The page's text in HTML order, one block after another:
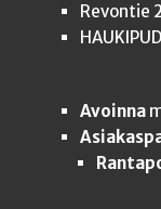
Revontie
Avoinna